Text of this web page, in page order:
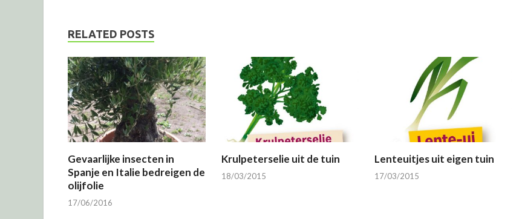
RELATED POSTS
Gevaarlijke insecten in
Spanje en Italie bedreigen de
olijfolie
17/06/2016
Krulpeterselie uit de tuin
18/03/2015
Lenteuitjes uit eigen tuin
17/03/2015